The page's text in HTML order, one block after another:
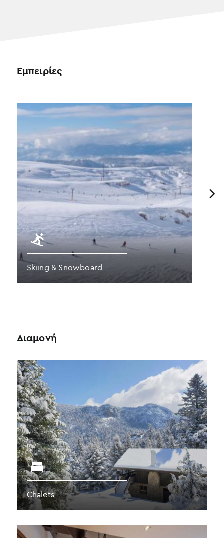
Εμπειρίες
Skiing & Snowboard
Διαμονή
Chalets